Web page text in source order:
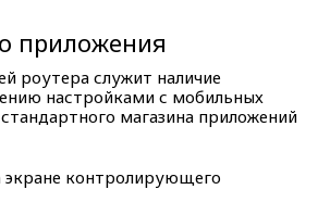
приложения
роутера служит наличие
настройками с мобильных
магазина приложений
экране контролирующего